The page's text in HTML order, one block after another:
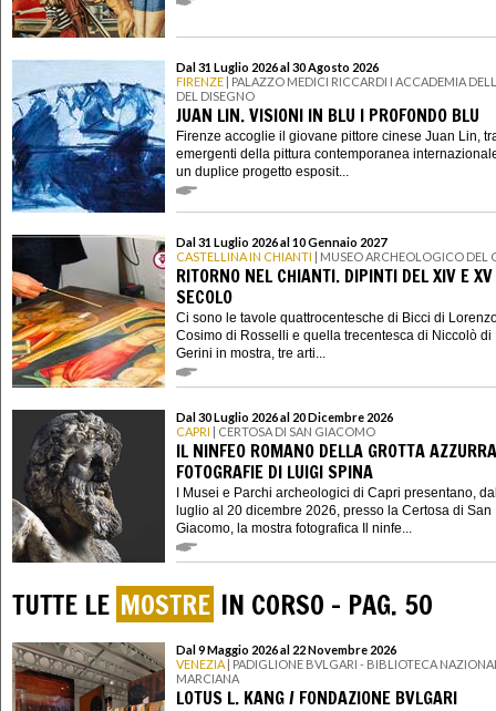
Dal 31 Luglio 2026 al 30 Agosto 2026
FIRENZE | PALAZZO MEDICI RICCARDI I ACCADEMIA
DEL DISEGNO
JUAN LIN. VISIONI IN BLU I PROFONDO BLU
Firenze accoglie il giovane pittore cinese Juan Lin,
emergenti della pittura contemporanea
un duplice progetto esposit...
Dal 31 Luglio 2026 al 10 Gennaio 2027
CASTELLINA IN CHIANTI | MUSEO ARCHEOLOGICO DEL
RITORNO NEL CHIANTI. DIPINTI DEL XIV E XV
SECOLO
Ci sono le tavole quattrocentesche di Bicci di
Cosimo di Rosselli e quella trecentesca di Niccolò di
Gerini in mostra, tre arti...
Dal 30 Luglio 2026 al 20 Dicembre 2026
CAPRI | CERTOSA DI SAN GIACOMO
IL NINFEO ROMANO DELLA GROTTA
FOTOGRAFIE DI LUIGI SPINA
I Musei e Parchi archeologici di Capri presentano,
luglio al 20 dicembre 2026, presso la Certosa di San
Giacomo, la mostra fotografica Il ninfe...
TUTTE LE MOSTRE IN CORSO - PAG. 50
Dal 9 Maggio 2026 al 22 Novembre 2026
VENEZIA | PADIGLIONE BVLGARI - BIBLIOTECA
MARCIANA
LOTUS L. KANG / FONDAZIONE BVLGARI